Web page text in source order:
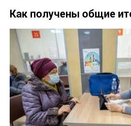
Как получены общие